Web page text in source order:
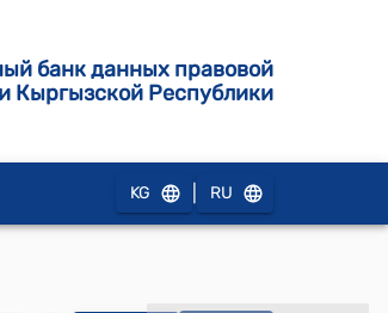
банк данных правовой
Кыргызской Республики
KG RU